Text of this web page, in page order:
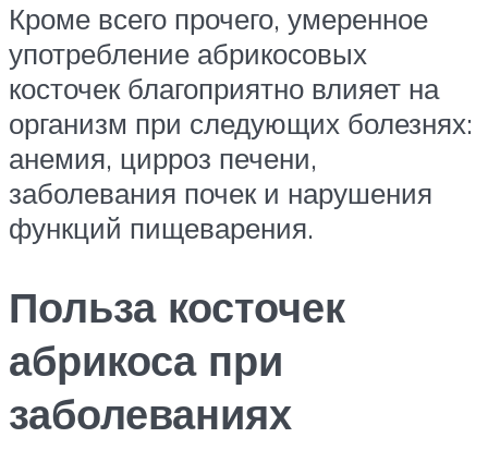
Кроме всего прочего, умеренное
употребление абрикосовых
косточек благоприятно влияет на
организм при следующих болезнях:
анемия, цирроз печени,
заболевания почек и нарушения
функций пищеварения.
Польза косточек
абрикоса при
заболеваниях